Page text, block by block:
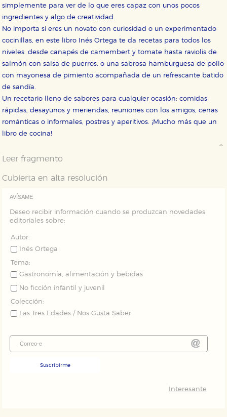
simplemente para ver de lo que eres capaz con unos pocos
ingredientes y algo de creatividad.
No importa si eres un novato con curiosidad o un experimentado
cocinillas, en este libro Inés Ortega te da recetas para todos los
niveles: desde canapés de camembert y tomate hasta raviolis de
salmón con salsa de puerros, o una sabrosa hamburguesa de pollo
con mayonesa de pimiento acompañada de un refrescante batido
de sandía.
Un recetario lleno de sabores para cualquier ocasión: comidas
rápidas, desayunos y meriendas, reuniones con los amigos, cenas
románticas o informales, postres y aperitivos. ¡Mucho más que un
libro de cocina!
Leer fragmento
Cubierta en alta resolución
AVÍSAME
Deseo recibir información cuando se produzcan novedades
editoriales sobre:
Autor:
Inés Ortega
Tema:
Gastronomía, alimentación y bebidas
No ficción infantil y juvenil
Colección:
Las Tres Edades / Nos Gusta Saber
Suscribirme
Interesante
HABILITAR TODO
Estas cookies son necesarias para que nuestro sitio
web funcione y no es posible deshabilitarlas desde
nuestro sistema. Es posible hacerlo desde el
áreas de nuestra web dejen de funcionar
correctamente.
Cookies de rendimiento y analíticas
Estas cookies se utilizan para mejorar su experiencia
servicios para que no tenga que reconfigurarlos cada
vez que nos visita. La información es agregada y, por lo
Estas cookies son gestionadas por nuestros socios
relevante para sus intereses en otros sitios. No
almacenan directamente información personal sino
GUARDAR CONFIGURACIÓN
Puede consultar nuestra